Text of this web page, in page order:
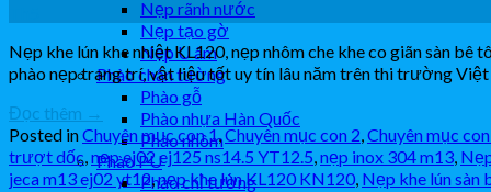
Nẹp rãnh nước
Nẹp tạo gờ
Nẹp U âm
Phào chân tường
Phào gỗ
Phào nhựa Hàn Quốc
Phào nhôm
Phào PU
Phào chỉ tường
Nẹp khe lún khe nhiệt KL120, nẹp nhôm che khe co giãn sàn
phào nẹp trang trí, vật liệu tốt uy tín lâu năm trên thi trường
Đọc thêm →
Posted inChuyên mục con 1,Chuyên mục con 2 Chuyên mục
trượt dốc nẹp ej02 ej125 ns14.5 YT12.5 nẹp inox 304 m13
jeca m13 ej02 yt12,nẹp khe lún KL120 KN120 Nẹp khe lún sàn